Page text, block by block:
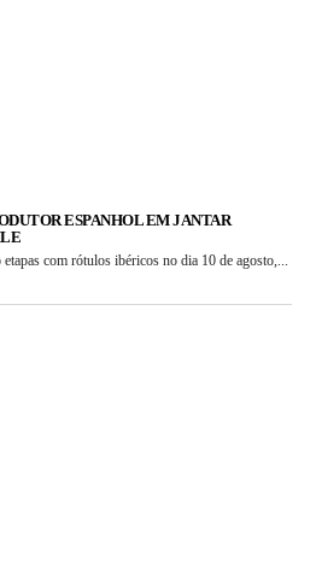
ESPANHOL EM JANTAR
com rótulos ibéricos no dia 10 de agosto,...